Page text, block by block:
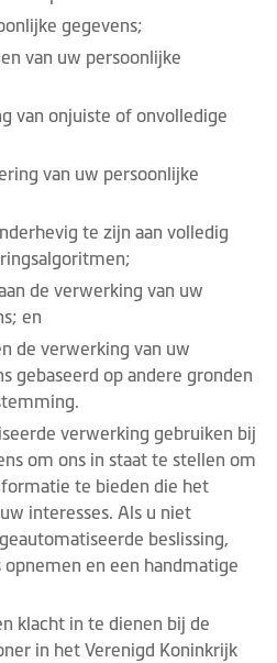
gegevens;
van uw persoonlijke
van onjuiste of onvolledige
van uw persoonlijke
te zijn aan volledig
de verwerking van uw
en
de verwerking van uw
gebaseerd op andere gronden
verwerking gebruiken bij
om ons in staat te stellen om
te bieden die het
interesses. Als u niet
beslissing,
en een handmatige
klacht in te dienen bij de
in het Verenigd Koninkrijk